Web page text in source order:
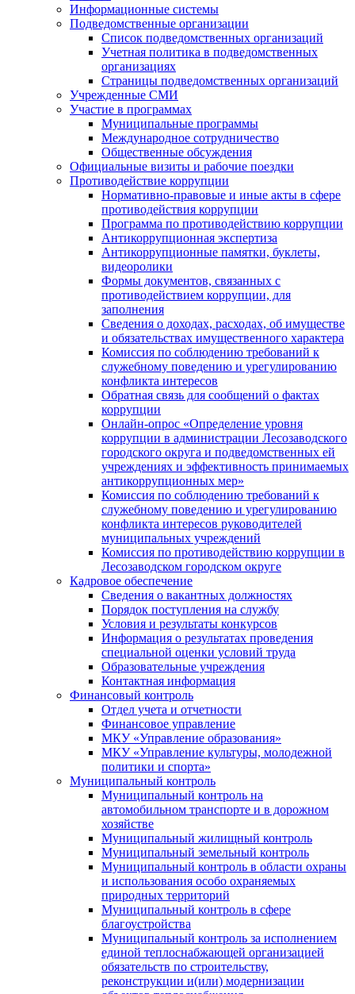
Информационные системы
Подведомственные организации
Список подведомственных организаций
Учетная политика в подведомственных
организациях
Страницы подведомственных организаций
Учрежденные СМИ
Участие в программах
Муниципальные программы
Международное сотрудничество
Общественные обсуждения
Официальные визиты и рабочие поездки
Противодействие коррупции
Нормативно-правовые и иные акты в сфере
противодействия коррупции
Программа по противодействию коррупции
Антикоррупционная экспертиза
Антикоррупционные памятки, буклеты,
видеоролики
Формы документов, связанных с
противодействием коррупции, для
заполнения
Сведения о доходах, расходах, об имуществе
и обязательствах имущественного характера
Комиссия по соблюдению требований к
служебному поведению и урегулированию
конфликта интересов
Обратная связь для сообщений о фактах
коррупции
Онлайн-опрос «Определение уровня
коррупции в администрации Лесозаводского
городского округа и подведомственных ей
учреждениях и эффективность принимаемых
антикоррупционных мер»
Комиссия по соблюдению требований к
служебному поведению и урегулированию
конфликта интересов руководителей
муниципальных учреждений
Комиссия по противодействию коррупции в
Лесозаводском городском округе
Кадровое обеспечение
Сведения о вакантных должностях
Порядок поступления на службу
Условия и результаты конкурсов
Информация о результатах проведения
специальной оценки условий труда
Образовательные учреждения
Контактная информация
Финансовый контроль
Отдел учета и отчетности
Финансовое управление
МКУ «Управление образования»
МКУ «Управление культуры, молодежной
политики и спорта»
Муниципальный контроль
Муниципальный контроль на
автомобильном транспорте и в дорожном
хозяйстве
Муниципальный жилищный контроль
Муниципальный земельный контроль
Муниципальный контроль в области охраны
и использования особо охраняемых
природных территорий
Муниципальный контроль в сфере
благоустройства
Муниципальный контроль за исполнением
единой теплоснабжающей организацией
обязательств по строительству,
реконструкции и(или) модернизации